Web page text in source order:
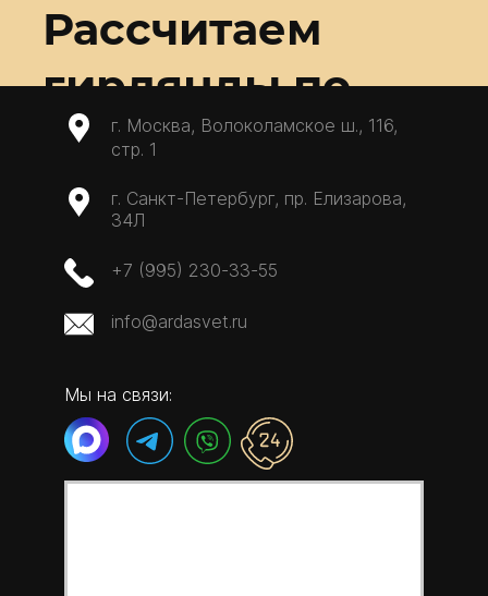
Рассчитаем
гирлянды по
запросу?
г. Москва, Волоколамское ш., 116,
стр. 1
г. Санкт-Петербург, пр. Елизарова,
34Л
+7 (995) 230-33-55
info@ardasvet.ru
Мы на связи: